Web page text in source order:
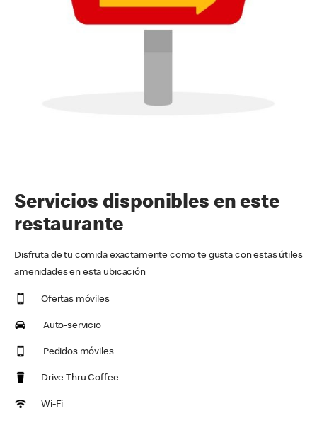
Servicios disponibles en este
restaurante
Disfruta de tu comida exactamente como te gusta con estas útiles
amenidades en esta ubicación
Ofertas móviles
Auto-servicio
Pedidos móviles
Drive Thru Coffee
Wi-Fi